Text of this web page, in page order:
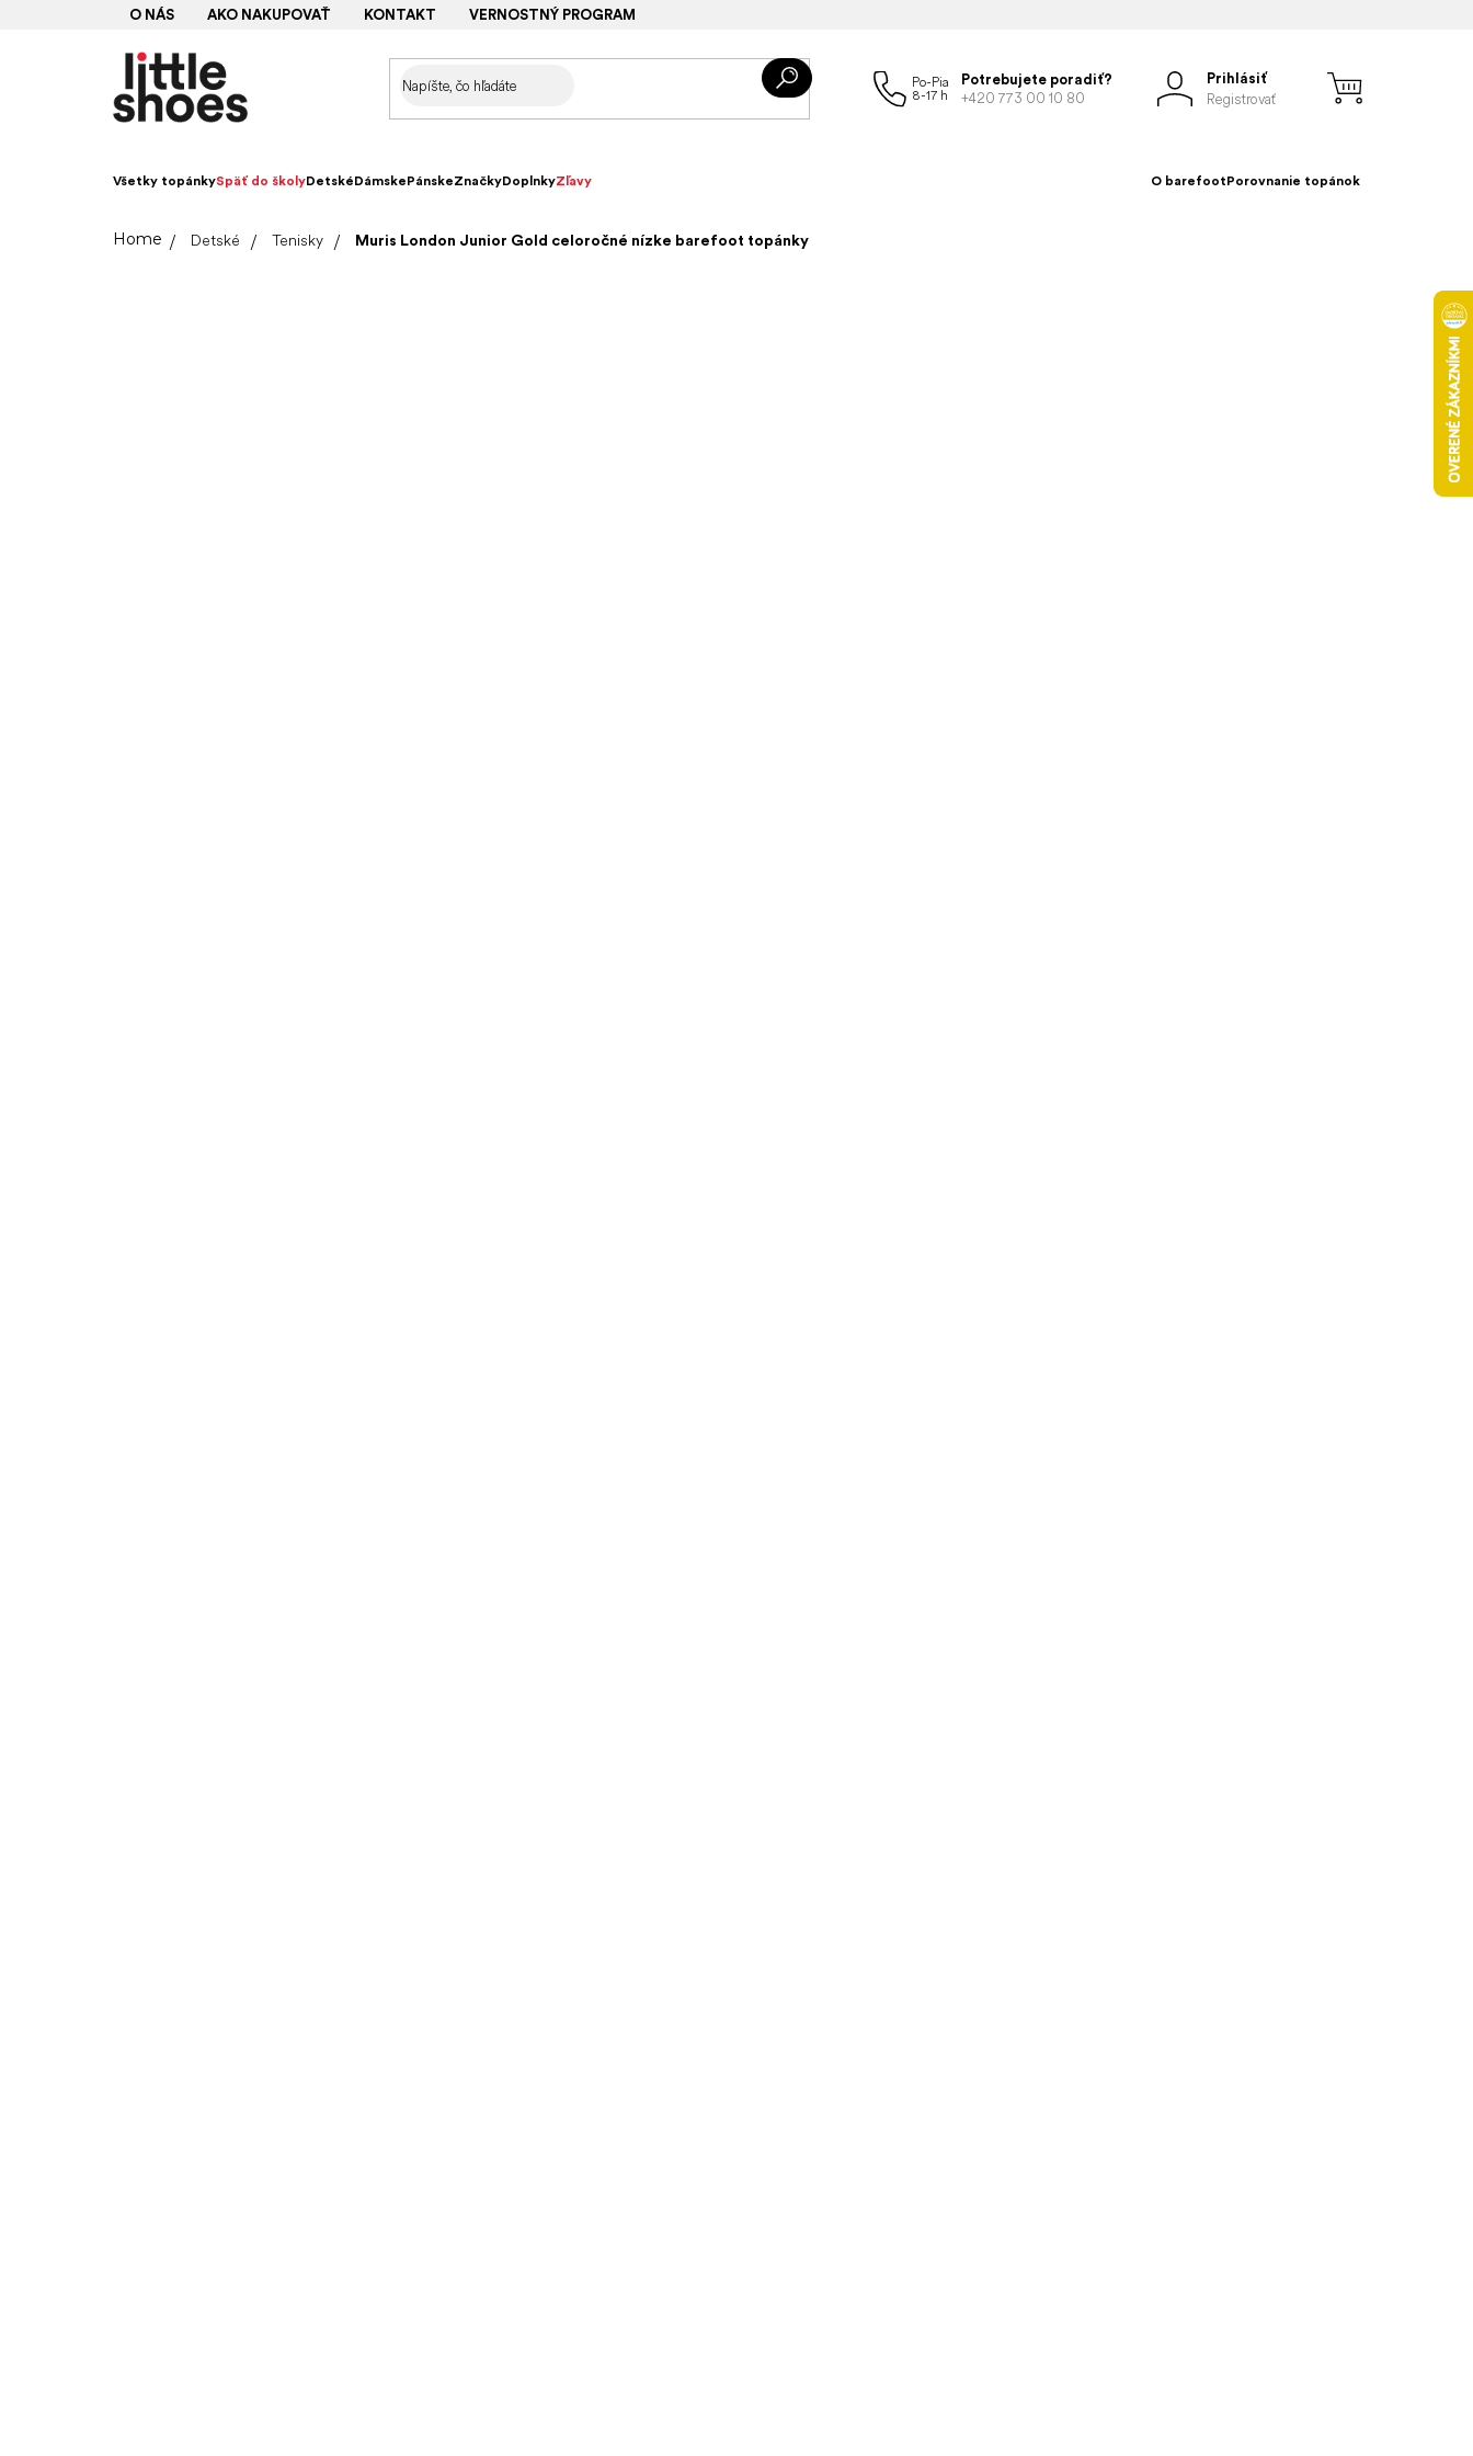
O NÁS AKO NAKUPOVAŤ KONTAKT VERNOSTNÝ PROGRAM
Potrebujete poradiť?
+420 773 00 10 80
Prihlásiť
Registrovať
Všetky topánkySpäť do školyDetskéDámskePánskeZnačkyDoplnkyZľavy O barefootPorovnanie topánok
DomovDetské Tenisky Muris London Junior Gold celoročné nízke barefoot topánky